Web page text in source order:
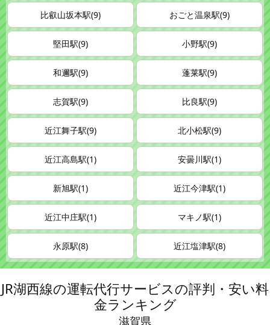
比叡山坂本駅(9) おごと温泉駅(9)
堅田駅(9) 小野駅(9)
和邇駅(9) 蓬莱駅(9)
志賀駅(9) 比良駅(9)
近江舞子駅(9) 北小松駅(9)
近江高島駅(1) 安曇川駅(1)
新旭駅(1) 近江今津駅(1)
近江中庄駅(1) マキノ駅(1)
永原駅(8) 近江塩津駅(8)
JR湖西線の運転代行サービスの評判・安い料
金ランキング
滋賀県